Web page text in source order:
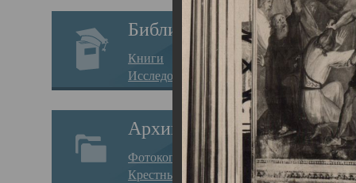
Библиотека
Книги
Исследования
Архив
Фотокопии дел
Крестные ходы